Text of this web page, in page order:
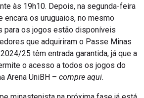
às 19h10. Depois, na segunda-feira
encara os uruguaios, no mesmo
para os jogos estão disponíveis
que adquiriram o Passe Minas
25 têm entrada garantida, já que a
o acesso a todos os jogos do
Arena UniBH – compre aqui.